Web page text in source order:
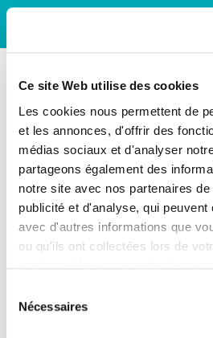
Ce site Web utilise des cookies
Les cookies nous permettent de
et les annonces, d'offrir des
médias sociaux et d'analyser
partageons également des
notre site avec nos partenaires
publicité et d'analyse, qui
avec d'autres informations que
ou qu'ils ont collectées lors de
Nécessaires